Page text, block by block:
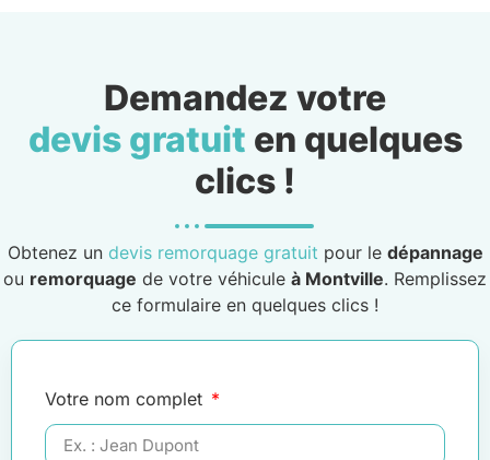
Demandez votre
devis gratuit en quelques
clics !
Obtenez un devis remorquage gratuit pour le dépannage
ou remorquage de votre véhicule à Montville. Remplissez
ce formulaire en quelques clics !
Votre nom complet